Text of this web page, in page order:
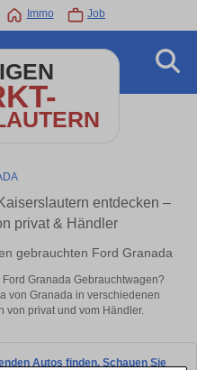
Immo Job
entdecken –
privat & Händler
gebrauchten Ford Granada
Granada Gebrauchtwagen?
von Granada in verschiedenen
von privat und vom Händler.
Autos finden. Schauen Sie